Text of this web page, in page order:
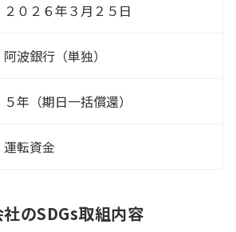
２０２６年３月２５日
阿波銀行（単独）
５年（期日一括償還）
運転資金
のSDGs取組内容